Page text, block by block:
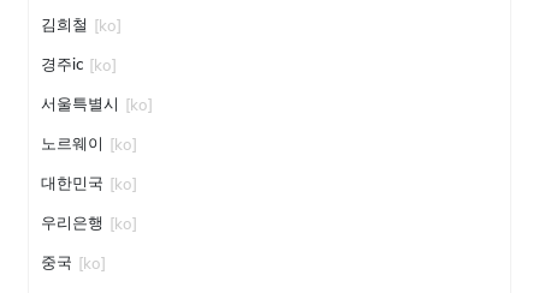
김희철 [ko]
경주ic [ko]
서울특별시 [ko]
노르웨이 [ko]
대한민국 [ko]
우리은행 [ko]
중국 [ko]